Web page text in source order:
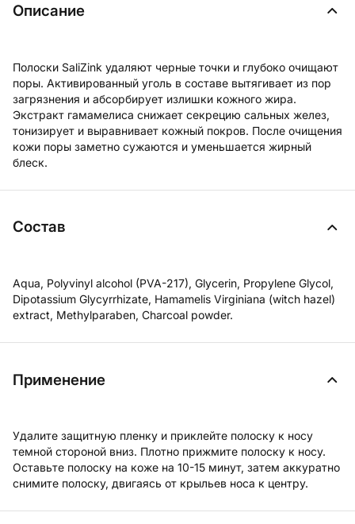
Описание
Полоски SaliZink удаляют черные точки и глубоко очищают
поры. Активированный уголь в составе вытягивает из пор
загрязнения и абсорбирует излишки кожного жира.
Экстракт гамамелиса снижает секрецию сальных желез,
тонизирует и выравнивает кожный покров. После очищения
кожи поры заметно сужаются и уменьшается жирный
блеск.
Состав
Aqua, Polyvinyl alcohol (PVA-217), Glycerin, Propylene Glycol,
Dipotassium Glycyrrhizate, Hamamelis Virginiana (witch hazel)
extract, Methylparaben, Charcoal powder.
Применение
Удалите защитную пленку и приклейте полоску к носу
темной стороной вниз. Плотно прижмите полоску к носу.
Оставьте полоску на коже на 10-15 минут, затем аккуратно
снимите полоску, двигаясь от крыльев носа к центру.